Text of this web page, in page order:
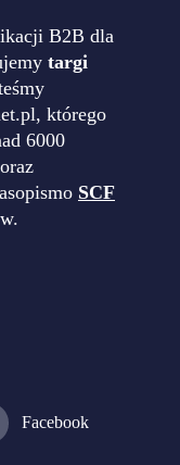
B2B dla
targi
którego
6000
SCF
Facebook